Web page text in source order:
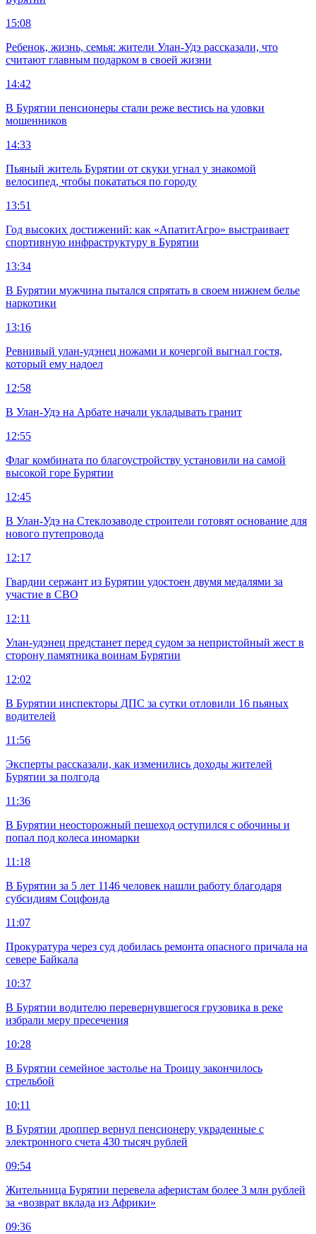
15:08
Ребенок, жизнь, семья: жители Улан-Удэ рассказали, что
считают главным подарком в своей жизни
14:42
В Бурятии пенсионеры стали реже вестись на уловки
мошенников
14:33
Пьяный житель Бурятии от скуки угнал у знакомой
велосипед, чтобы покататься по городу
13:51
Год высоких достижений: как «АпатитАгро» выстраивает
спортивную инфраструктуру в Бурятии
13:34
В Бурятии мужчина пытался спрятать в своем нижнем белье
наркотики
13:16
Ревнивый улан-удэнец ножами и кочергой выгнал гостя,
который ему надоел
12:58
В Улан-Удэ на Арбате начали укладывать гранит
12:55
Флаг комбината по благоустройству установили на самой
высокой горе Бурятии
12:45
В Улан-Удэ на Стеклозаводе строители готовят основание для
нового путепровода
12:17
Гвардии сержант из Бурятии удостоен двумя медалями за
участие в СВО
12:11
Улан-удэнец предстанет перед судом за непристойный жест в
сторону памятника воинам Бурятии
12:02
В Бурятии инспекторы ДПС за сутки отловили 16 пьяных
водителей
11:56
Эксперты рассказали, как изменились доходы жителей
Бурятии за полгода
11:36
В Бурятии неосторожный пешеход оступился с обочины и
попал под колеса иномарки
11:18
В Бурятии за 5 лет 1146 человек нашли работу благодаря
субсидиям Соцфонда
11:07
Прокуратура через суд добилась ремонта опасного причала на
севере Байкала
10:37
В Бурятии водителю перевернувшегося грузовика в реке
избрали меру пресечения
10:28
В Бурятии семейное застолье на Троицу закончилось
стрельбой
10:11
В Бурятии дроппер вернул пенсионеру украденные с
электронного счета 430 тысяч рублей
09:54
Жительница Бурятии перевела аферистам более 3 млн рублей
за «возврат вклада из Африки»
09:36